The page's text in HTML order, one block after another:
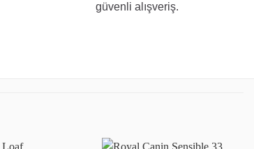
güvenli alışveriş.